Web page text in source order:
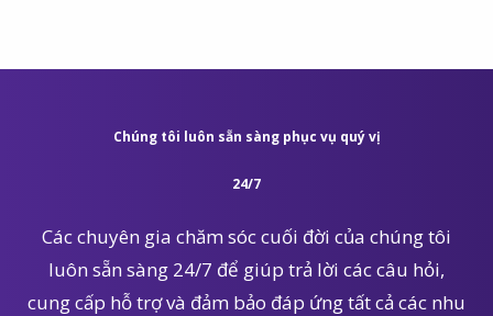
Chúng tôi luôn sẵn sàng phục vụ quý vị
24/7
Các chuyên gia chăm sóc cuối đời của chúng tôi
luôn sẵn sàng 24/7 để giúp trả lời các câu hỏi,
cung cấp hỗ trợ và đảm bảo đáp ứng tất cả các nhu